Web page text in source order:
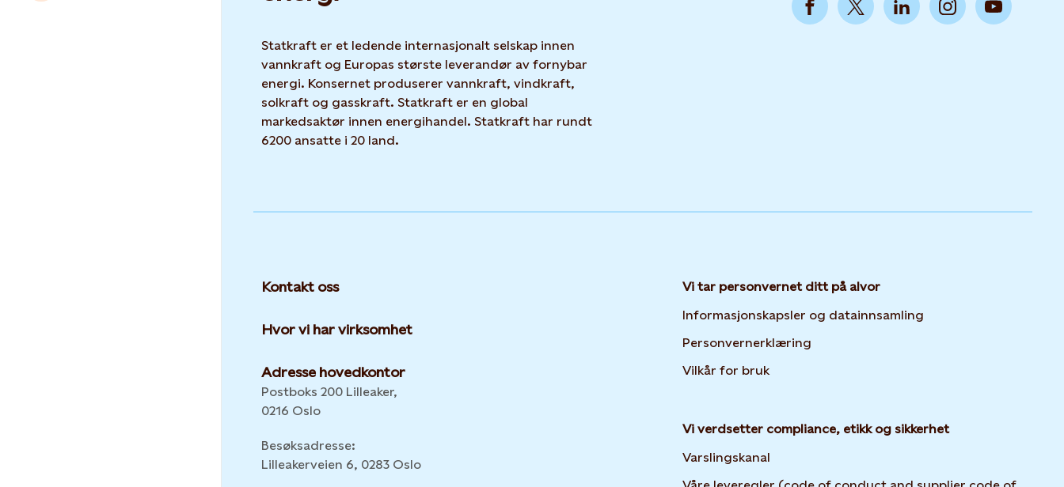
Statkraft er et ledende internasjonalt selskap innen
vannkraft og Europas største leverandør av fornybar
energi. Konsernet produserer vannkraft, vindkraft,
solkraft og gasskraft. Statkraft er en global
markedsaktør innen energihandel. Statkraft har rundt
6200 ansatte i 20 land.
Kontakt oss
Hvor vi har virksomhet
Adresse hovedkontor
Postboks 200 Lilleaker,
0216 Oslo
Besøksadresse:
Lilleakerveien 6, 0283 Oslo
Vi tar personvernet ditt på alvor
Informasjonskapsler og datainnsamling
Personvernerklæring
Vilkår for bruk
Vi verdsetter compliance, etikk og sikkerhet
Varslingskanal